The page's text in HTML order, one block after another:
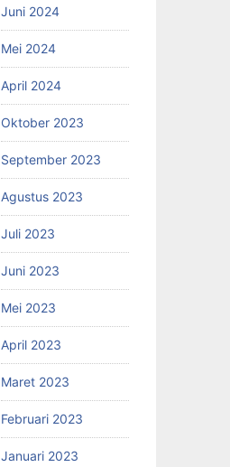
Juni 2024
Mei 2024
April 2024
Oktober 2023
September 2023
Agustus 2023
Juli 2023
Juni 2023
Mei 2023
April 2023
Maret 2023
Februari 2023
Januari 2023